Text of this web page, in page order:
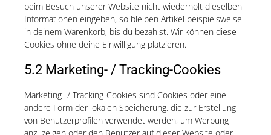
beim Besuch unserer Website nicht wiederholt dieselben
Informationen eingeben, so bleiben Artikel beispielsweise
in deinem Warenkorb, bis du bezahlst. Wir können diese
Cookies ohne deine Einwilligung platzieren.
5.2 Marketing- / Tracking-Cookies
Marketing- / Tracking-Cookies sind Cookies oder eine
andere Form der lokalen Speicherung, die zur Erstellung
von Benutzerprofilen verwendet werden, um Werbung